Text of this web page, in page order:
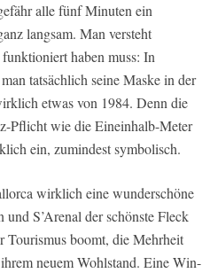
alle fünf Minuten ein
langsam. Man versteht
haben muss: In
tatsächlich seine Maske in der
etwas von 1984. Denn die
Pflicht wie die Eineinhalb-Meter
ein, zumindest symbolisch.
wirklich eine wunderschöne
S’Arenal der schönste Fleck
Tourismus boomt, die Mehrheit
neuem Wohlstand. Eine Win-